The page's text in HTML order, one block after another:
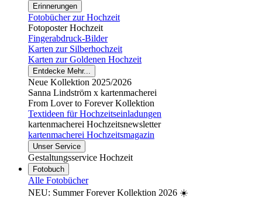
Erinnerungen
Fotobücher zur Hochzeit
Fotoposter Hochzeit
Fingerabdruck-Bilder
Karten zur Silberhochzeit
Karten zur Goldenen Hochzeit
Entdecke Mehr...
Neue Kollektion 2025/2026
Sanna Lindström x kartenmacherei
From Lover to Forever Kollektion
Textideen für Hochzeitseinladungen
kartenmacherei Hochzeitsnewsletter
kartenmacherei Hochzeitsmagazin
Unser Service
Gestaltungsservice Hochzeit
Fotobuch
Alle Fotobücher
NEU: Summer Forever Kollektion 2026 ☀️